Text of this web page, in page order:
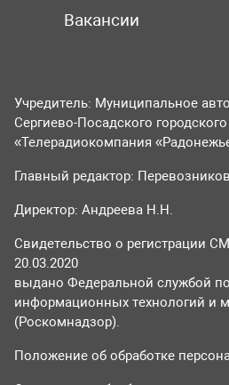
Вакансии
Учредитель: Муниципальное
Сергиево-Посадского городского
«Телерадиокомпания
Главный редактор:
Директор: Андреева Н.Н.
Свидетельство о регистрации
20.03.2020
выдано Федеральной службой
информационных технологий и
(Роскомнадзор).
Положение об обработке